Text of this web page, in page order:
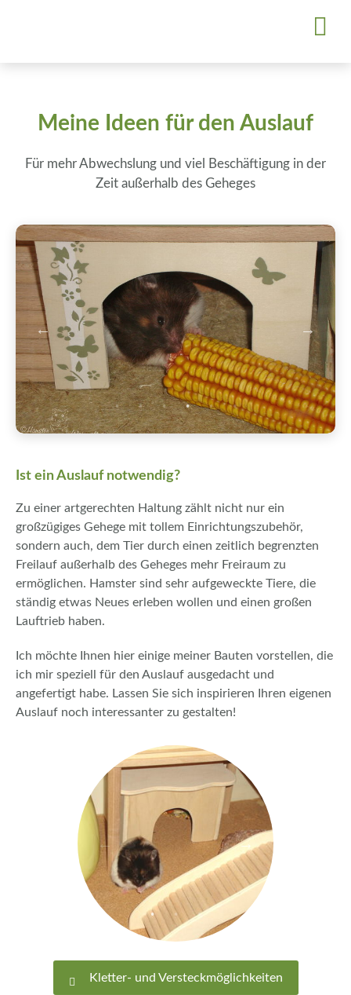
Meine Ideen für den Auslauf
Für mehr Abwechslung und viel Beschäftigung in der
Zeit außerhalb des Geheges
Ist ein Auslauf notwendig?
Zu einer artgerechten Haltung zählt nicht nur ein
großzügiges Gehege mit tollem Einrichtungszubehör,
sondern auch, dem Tier durch einen zeitlich begrenzten
Freilauf außerhalb des Geheges mehr Freiraum zu
ermöglichen. Hamster sind sehr aufgeweckte Tiere, die
ständig etwas Neues erleben wollen und einen großen
Lauftrieb haben.
Ich möchte Ihnen hier einige meiner Bauten vorstellen, die
ich mir speziell für den Auslauf ausgedacht und
angefertigt habe. Lassen Sie sich inspirieren Ihren eigenen
Auslauf noch interessanter zu gestalten!
Kletter- und Versteckmöglichkeiten